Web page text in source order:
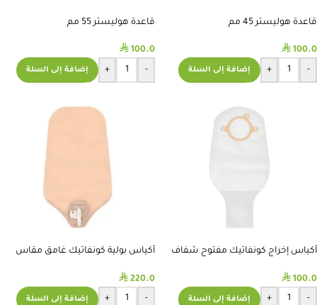
قاعدة هوليستر 45 مم
⃁ 100.0
-
+ إضافة إلى السلة
قاعدة هوليستر 55 مم
⃁ 100.0
-
+ إضافة إلى السلة
أكياس إخراج كونفاتيك مفتوح شفاف
⃁ 100.0
-
+ إضافة إلى السلة
أكياس بولية كونفاتيك غامق مقاس
⃁ 220.0
-
+ إضافة إلى السلة